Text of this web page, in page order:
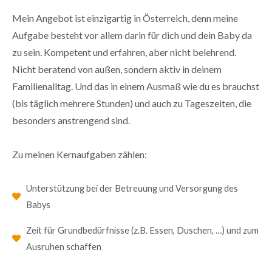
Mein Angebot ist einzigartig in Österreich, denn meine
Aufgabe besteht vor allem darin für dich und dein Baby da
zu sein. Kompetent und erfahren, aber nicht belehrend.
Nicht beratend von außen, sondern aktiv in deinem
Familienalltag. Und das in einem Ausmaß wie du es brauchst
(bis täglich mehrere Stunden) und auch zu Tageszeiten, die
besonders anstrengend sind.
Zu meinen Kernaufgaben zählen:
Unterstützung bei der Betreuung und Versorgung des
Babys
Zeit für Grundbedürfnisse (z.B. Essen, Duschen, …) und zum
Ausruhen schaffen